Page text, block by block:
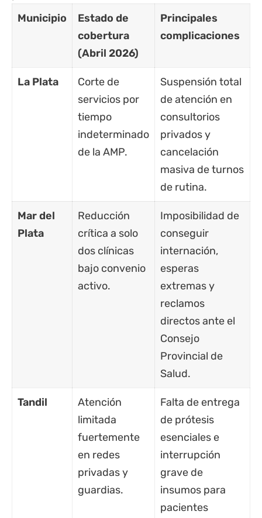
Municipio
Estado de
cobertura
(Abril 2026)
Principales
complicaciones
La Plata
Corte de
servicios por
tiempo
indeterminado
de la AMP.
Suspensión total
de atención en
consultorios
privados y
cancelación
masiva de turnos
de rutina.
Mar del
Plata
Reducción
crítica a solo
dos clínicas
bajo convenio
activo.
Imposibilidad de
conseguir
internación,
esperas
extremas y
reclamos
directos ante el
Consejo
Provincial de
Salud.
Tandil
Atención
limitada
fuertemente
en redes
privadas y
guardias.
Falta de entrega
de prótesis
esenciales e
interrupción
grave de
insumos para
pacientes